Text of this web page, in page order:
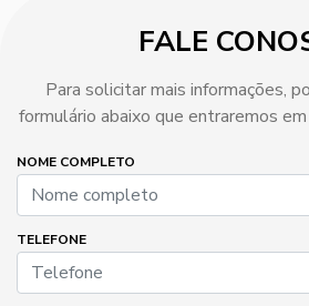
FALE
Para solicitar mais informações,
formulário abaixo que entraremos
NOME COMPLETO
TELEFONE